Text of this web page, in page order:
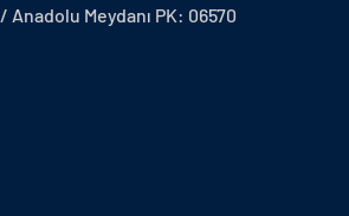
Anadolu Meydanı PK: 06570